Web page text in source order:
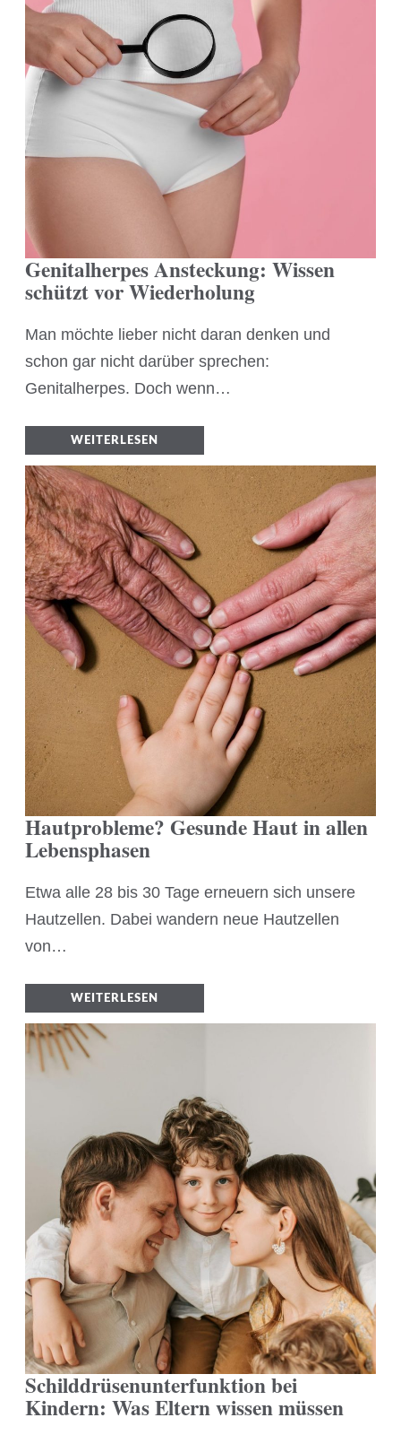
Genitalherpes Ansteckung: Wissen
schützt vor Wiederholung
Man möchte lieber nicht daran denken und
schon gar nicht darüber sprechen:
Genitalherpes. Doch wenn…
WEITERLESEN
Hautprobleme? Gesunde Haut in allen
Lebensphasen
Etwa alle 28 bis 30 Tage erneuern sich unsere
Hautzellen. Dabei wandern neue Hautzellen
von…
WEITERLESEN
Schilddrüsenunterfunktion bei
Kindern: Was Eltern wissen müssen